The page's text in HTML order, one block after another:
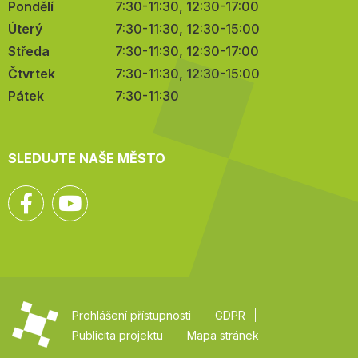
Pondělí
7:30-11:30, 12:30-17:00
Úterý
7:30-11:30, 12:30-15:00
Středa
7:30-11:30, 12:30-17:00
Čtvrtek
7:30-11:30, 12:30-15:00
Pátek
7:30-11:30
SLEDUJTE NAŠE MĚSTO
Facebook
Prohlášení přístupnosti
GDPR
Publicita projektu
Mapa stránek